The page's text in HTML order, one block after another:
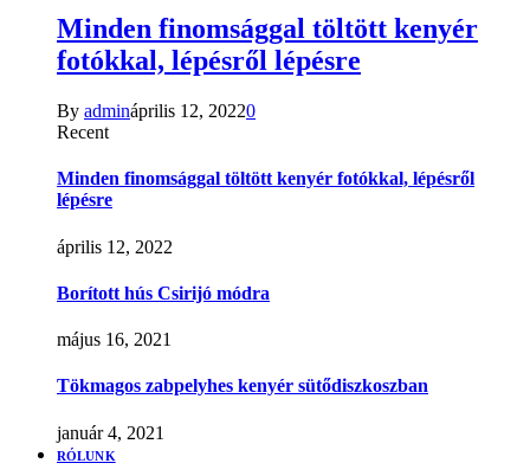
Minden finomsággal töltött kenyér
fotókkal, lépésről lépésre
By admináprilis 12, 20220
Recent
Minden finomsággal töltött kenyér fotókkal, lépésről
lépésre
április 12, 2022
Borított hús Csirijó módra
május 16, 2021
Tökmagos zabpelyhes kenyér sütődiszkoszban
január 4, 2021
RÓLUNK